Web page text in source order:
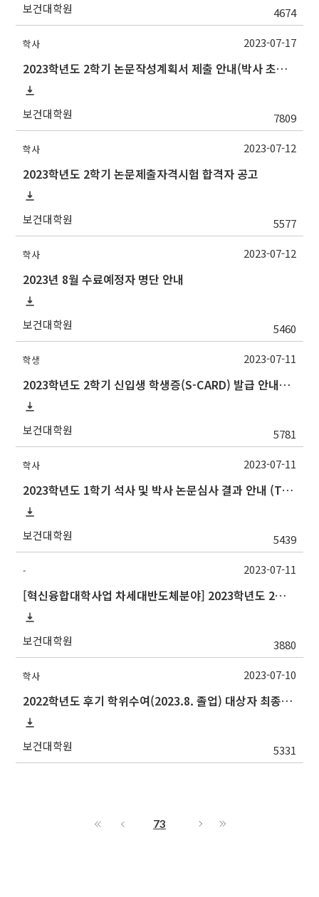
보건대학원 4674
학사
2023학년도 2학기 논문작성계획서 제출 안내(박사 초심 일정 포함)_Thesis Proposal
보건대학원 7809
2023-07-17
학사
2023학년도 2학기 논문제출자격시험 합격자 공고
보건대학원 5577
2023-07-12
학사
2023년 8월 수료예정자 명단 안내
보건대학원 5460
2023-07-12
학생
2023학년도 2학기 신입생 학생증(S-CARD) 발급 안내→출입등록:행정실211호
보건대학원 5781
2023-07-11
학사
2023학년도 1학기 석사 및 박사 논문심사 결과 안내 (Thesis Defense Result)
보건대학원 5439
2023-07-11
-
[혁신융합대학사업 차세대반도체분야] 2023학년도 2학기 중앙대학교 학점교류 수학 안내
보건대학원 3880
2023-07-11
학사
2022학년도 후기 학위수여(2023.8. 졸업) 대상자 최종인준 논문 제출 안내
보건대학원 5331
2023-07-10
73